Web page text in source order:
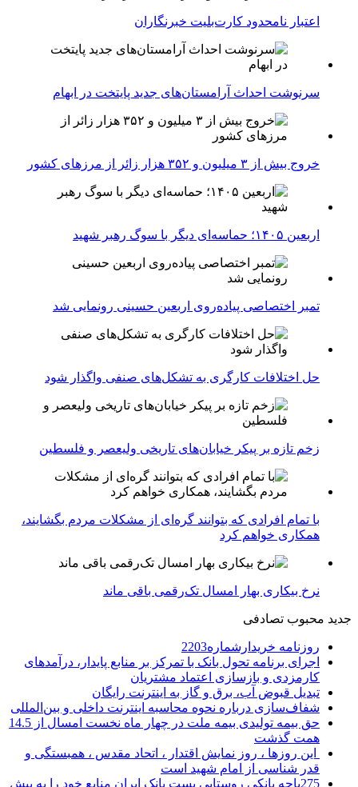
اعتبار نامحدود کارت‌بلیت خبرنگاران
سرنوشت احداث آرامستان‌های جدید پایتخت در ابهام
خروج بیش از ۳ میلیون و ۳۵۲ هزار زائر از مرزهای کشور
اربعین ۱۴۰۵؛ حماسه‌ای دیگر با سوگ رهبر شهید
تمبر اختصاصی پیاده‌روی اربعین حسینی رونمایی شد
حل اختلافات کارگری به تشکل‌های صنفی واگذار شود
زخم تازه بر پیکر خیابان‌های تاریخی ولیعصر و فلسطین
با تمام افرادی که بتوانند گره‌ای از مشکلات مردم بگشایند،
همکاری خواهم کرد
نرخ بیکاری بهار امسال تک‌رقمی باقی ماند
جدید محبوب تصادفی
روزنامه خریدارشماره2203
اجرای برنامه تحول بانک با تمرکز بر منابع پایدار، درآمدهای
کارمزدی و بازسازی اعتماد مشتریان
تبدیل قبوض آب، برق و گاز به اینترنت رایگان
شفاف‌سازی درباره نحوه محاسبه اینترنت داخلی و بین‌المللی
حق بیمه تولیدی بیمه ملت در چهار ماه نخست امسال از 14.5
همت گذشت
این روزها ، روز نمایش اقتدار ، اتحاد مقدس ، همبستگی و
قدر شناسی از امام شهید است
275باجه بانکی روستایی پست بانک ایران منابع خود را به بیش